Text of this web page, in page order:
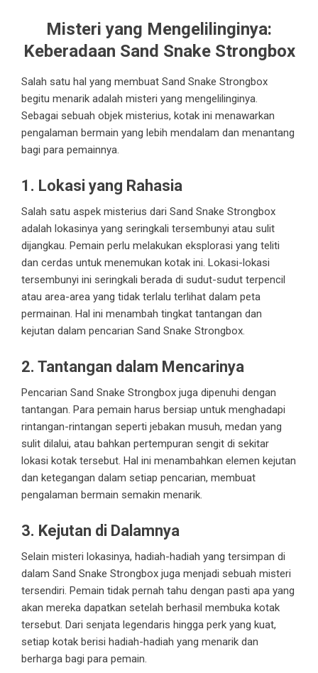
Misteri yang Mengelilinginya:
Keberadaan Sand Snake Strongbox
Salah satu hal yang membuat Sand Snake Strongbox
begitu menarik adalah misteri yang mengelilinginya.
Sebagai sebuah objek misterius, kotak ini menawarkan
pengalaman bermain yang lebih mendalam dan menantang
bagi para pemainnya.
1. Lokasi yang Rahasia
Salah satu aspek misterius dari Sand Snake Strongbox
adalah lokasinya yang seringkali tersembunyi atau sulit
dijangkau. Pemain perlu melakukan eksplorasi yang teliti
dan cerdas untuk menemukan kotak ini. Lokasi-lokasi
tersembunyi ini seringkali berada di sudut-sudut terpencil
atau area-area yang tidak terlalu terlihat dalam peta
permainan. Hal ini menambah tingkat tantangan dan
kejutan dalam pencarian Sand Snake Strongbox.
2. Tantangan dalam Mencarinya
Pencarian Sand Snake Strongbox juga dipenuhi dengan
tantangan. Para pemain harus bersiap untuk menghadapi
rintangan-rintangan seperti jebakan musuh, medan yang
sulit dilalui, atau bahkan pertempuran sengit di sekitar
lokasi kotak tersebut. Hal ini menambahkan elemen kejutan
dan ketegangan dalam setiap pencarian, membuat
pengalaman bermain semakin menarik.
3. Kejutan di Dalamnya
Selain misteri lokasinya, hadiah-hadiah yang tersimpan di
dalam Sand Snake Strongbox juga menjadi sebuah misteri
tersendiri. Pemain tidak pernah tahu dengan pasti apa yang
akan mereka dapatkan setelah berhasil membuka kotak
tersebut. Dari senjata legendaris hingga perk yang kuat,
setiap kotak berisi hadiah-hadiah yang menarik dan
berharga bagi para pemain.